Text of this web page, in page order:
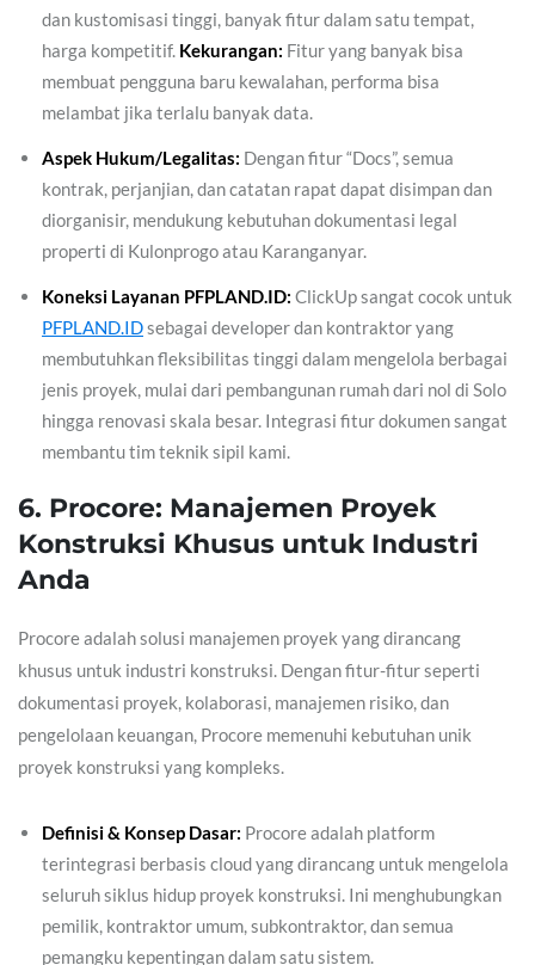
dan kustomisasi tinggi, banyak fitur dalam satu tempat,
harga kompetitif. Kekurangan: Fitur yang banyak bisa
membuat pengguna baru kewalahan, performa bisa
melambat jika terlalu banyak data.
Aspek Hukum/Legalitas: Dengan fitur “Docs”, semua
kontrak, perjanjian, dan catatan rapat dapat disimpan dan
diorganisir, mendukung kebutuhan dokumentasi legal
properti di Kulonprogo atau Karanganyar.
Koneksi Layanan PFPLAND.ID: ClickUp sangat cocok untuk
PFPLAND.IDsebagai developer dan kontraktor yang
membutuhkan fleksibilitas tinggi dalam mengelola berbagai
jenis proyek, mulai dari pembangunan rumah dari nol di Solo
hingga renovasi skala besar. Integrasi fitur dokumen sangat
membantu tim teknik sipil kami.
6. Procore: Manajemen Proyek
Konstruksi Khusus untuk Industri
Anda
Procore adalah solusi manajemen proyek yang dirancang
khusus untuk industri konstruksi. Dengan fitur-fitur seperti
dokumentasi proyek, kolaborasi, manajemen risiko, dan
pengelolaan keuangan, Procore memenuhi kebutuhan unik
proyek konstruksi yang kompleks.
Definisi & Konsep Dasar: Procore adalah platform
terintegrasi berbasis cloud yang dirancang untuk mengelola
seluruh siklus hidup proyek konstruksi. Ini menghubungkan
pemilik, kontraktor umum, subkontraktor, dan semua
pemangku kepentingan dalam satu sistem.